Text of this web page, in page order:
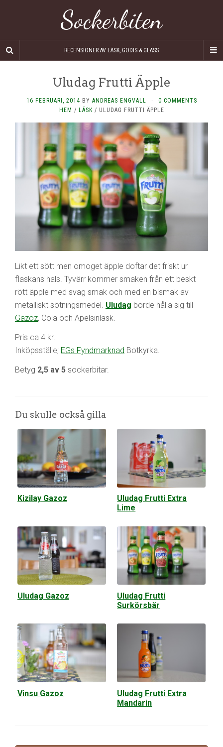
Sockerbiten
RECENSIONER AV LÄSK, GODIS & GLASS
Uludag Frutti Äpple
16 FEBRUARI, 2014 BY ANDREAS ENGVALL ·
0 COMMENTS
HEM / LÄSK/ ULUDAG FRUTTI ÄPPLE
Likt ett sött men omoget äpple doftar det friskt ur
flaskans hals. Tyvärr kommer smaken från ett beskt
rött äpple med svag smak och med en bismak av
metalliskt sötningsmedel. Uludag borde hålla sig till
Gazoz, Cola och Apelsinläsk.
Pris ca 4 kr.
Inköpsställe; EGs Fyndmarknad Botkyrka.
Betyg 2,5 av 5 sockerbitar.
Du skulle också gilla
Kizilay Gazoz
Uludag Frutti Extra
Lime
Uludag Gazoz
Uludag Frutti
Surkörsbär
Vinsu Gazoz
Uludag Frutti Extra
Mandarin